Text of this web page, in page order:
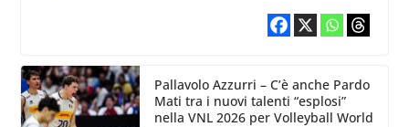
Pallavolo Azzurri – C’è anche Pardo
Mati tra i nuovi talenti “esplosi”
nella VNL 2026 per Volleyball World